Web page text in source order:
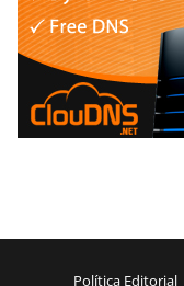
Política Editorial